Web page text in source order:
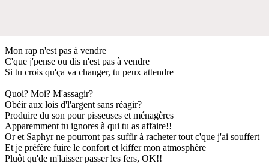
Mon rap n'est pas à vendre
C'que j'pense ou dis n'est pas à vendre
Si tu crois qu'ça va changer, tu peux attendre
Quoi? Moi? M'assagir?
Obéir aux lois d'l'argent sans réagir?
Produire du son pour pisseuses et ménagères
Apparemment tu ignores à qui tu as affaire!!
Or et Saphyr ne pourront pas suffir à racheter tout c'que j'ai souffert
Et je préfère fuire le confort et kiffer mon atmosphère
Pluôt qu'de m'laisser passer les fers, OK!!